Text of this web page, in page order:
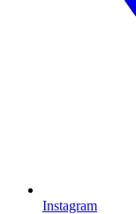
Instagram